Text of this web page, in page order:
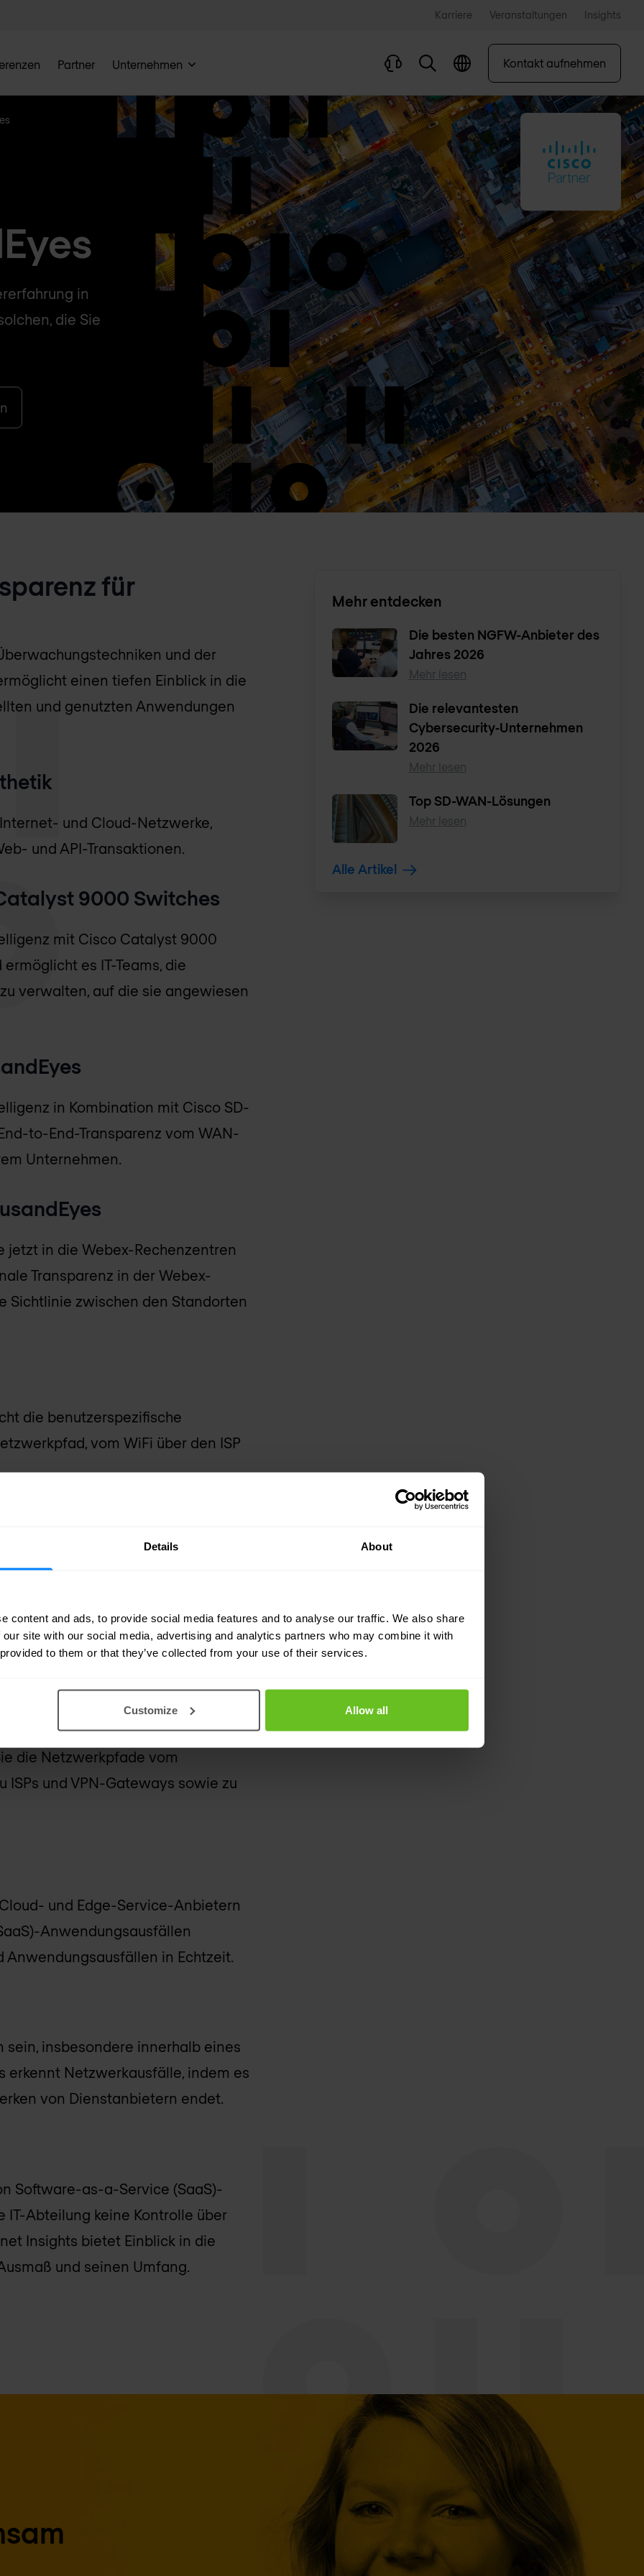
Details About
content and ads, to provide social media features and to analyse our traffic. We also share
site with our social media, advertising and analytics partners who may combine it with
to them or that they’ve collected from your use of their services.
Customize Allow all
Karriere Veranstaltungen Insights
Partner Unternehmen Kontakt aufnehmen
in
die Sie
für
und der
einen tiefen Einblick in die
und genutzten Anwendungen
und Cloud-Netzwerke,
und API-Transaktionen.
9000 Switches
mit Cisco Catalyst 9000
es IT-Teams, die
verwalten, auf die sie angewiesen
in Kombination mit Cisco SD-
to-End-Transparenz vom WAN-
Unternehmen.
jetzt in die Webex-Rechenzentren
Transparenz in der Webex-
Sichtlinie zwischen den Standorten
die benutzerspezifische
vom WiFi über den ISP
End User
Sie sich einen Überblick
und versetzen Sie IT-Helpdesks in
die Interaktionen Ihrer Mitarbeiter
und
die Netzwerkpfade vom
ISPs und VPN-Gateways sowie zu
und Edge-Service-Anbietern
Anwendungsausfällen
in Echtzeit.
insbesondere innerhalb eines
erkennt Netzwerkausfälle, indem es
von Dienstanbietern endet.
Software-as-a-Service (SaaS)-
Abteilung keine Kontrolle über
Insights bietet Einblick in die
und seinen Umfang.
Mehr entdecken
Die besten NGFW-Anbieter des
Jahres 2026
Mehr lesen
Die relevantesten
Cybersecurity‑Unternehmen
2026
Mehr lesen
Top SD-WAN-Lösungen
Mehr lesen
Alle Artikel